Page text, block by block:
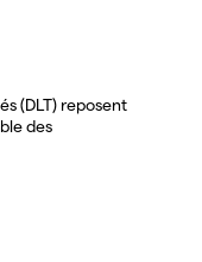
(DLT) reposent
des